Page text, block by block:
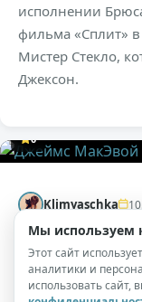
исполнении
фильма «Сплит»
Мистер Стекло,
Джексон.
0
Klimyaschka
Джеймс
( 2 фото )
Мы используем
Этот сайт
аналитики и
использовать сайт,